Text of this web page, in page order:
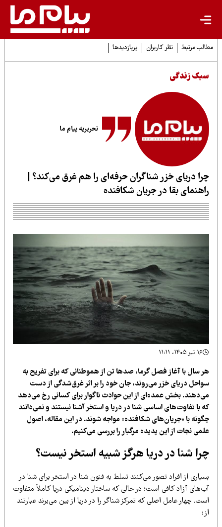
مرتبط نظر کاربران پربازدیدها
زندگی
تحریریه پیام ما
دریای خزر شناگران حرفه‌ای را هم غرق می‌کند؟ |
بقا در جریان شکافنده
سال با آغاز فصل گرما، صدها تن از هموطنانی که برای تفریح به
دریای خزر می‌روند، جان خود را بر اثر غرق‌شدگی از دست
بخش عمده‌ای از این حوادث ناگوار برای کسانی رخ می‌دهد
با تفاوت‌های اساسی شنا در دریا و استخر آشنا نیستند و نمی‌دانند
با «جریان‌های شکافنده» مواجه شوند. در این مقاله، اصول
نجات از این پدیده مرگبار را بررسی می‌کنیم.
شنا در دریا هرگز شبیه استخر نیست؟
از افراد تصور می‌کنند تسلط به فنون شنا در استخر برای شنا در
آزاد کافی است؛ در حالی که ساختار دینامیکی دریا کاملاً متفاوت
چهار عامل اصلی که تمرکز شناگر را در دریا از بین می‌برند عبارتند